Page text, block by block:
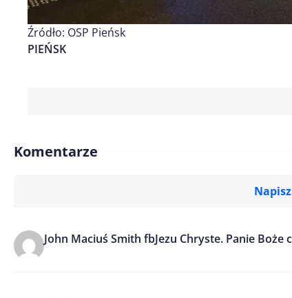
Źródło: OSP Pieńsk
PIEŃSK
Komentarze
Imię/ Nick*
John Maciuś Smith fbJezu Chryste. Panie Boże